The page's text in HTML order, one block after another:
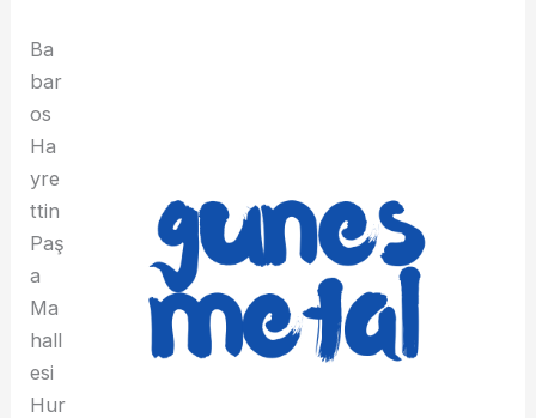
Ba
bar
os
Ha
yre
ttin
Paş
a
Ma
hall
esi
Hur